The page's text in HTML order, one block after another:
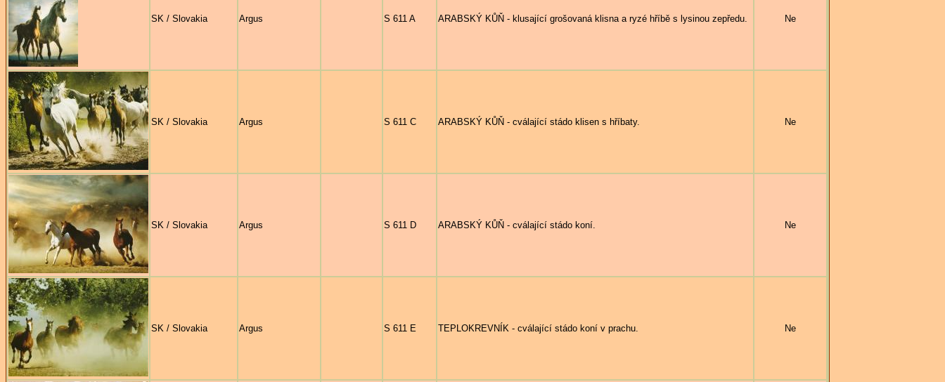
SK / Slovakia Argus S 611 A ARABSKÝ KŮŇ - klusající grošovaná klisna a ryzé hříbě s lysinou zepředu. Ne
SK / Slovakia Argus S 611 C ARABSKÝ KŮŇ - cválající stádo klisen s hříbaty. Ne
SK / Slovakia Argus S 611 D ARABSKÝ KŮŇ - cválající stádo koní. Ne
SK / Slovakia Argus S 611 E TEPLOKREVNÍK - cválající stádo koní v prachu. Ne